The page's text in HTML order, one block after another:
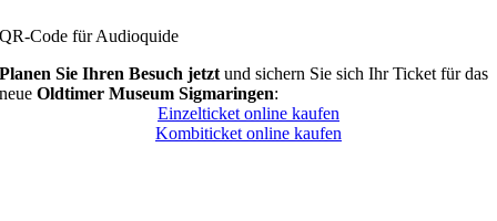
QR-Code für Audioquide
Planen Sie Ihren Besuch jetzt und sichern Sie sich Ihr Ticket für das
neueOldtimer Museum Sigmaringen:
Einzelticket online kaufen
Kombiticket online kaufen